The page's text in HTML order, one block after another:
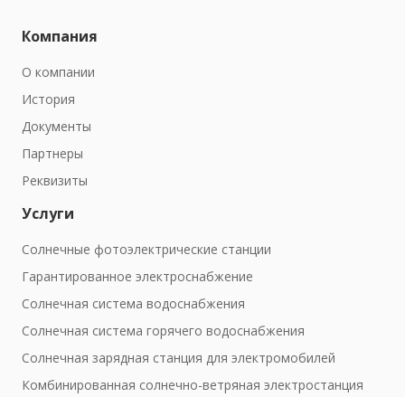
Компания
О компании
История
Документы
Партнеры
Реквизиты
Услуги
Солнечные фотоэлектрические станции
Гарантированное электроснабжение
Солнечная система водоснабжения
Солнечная система горячего водоснабжения
Солнечная зарядная станция для электромобилей
Комбинированная солнечно-ветряная электростанция